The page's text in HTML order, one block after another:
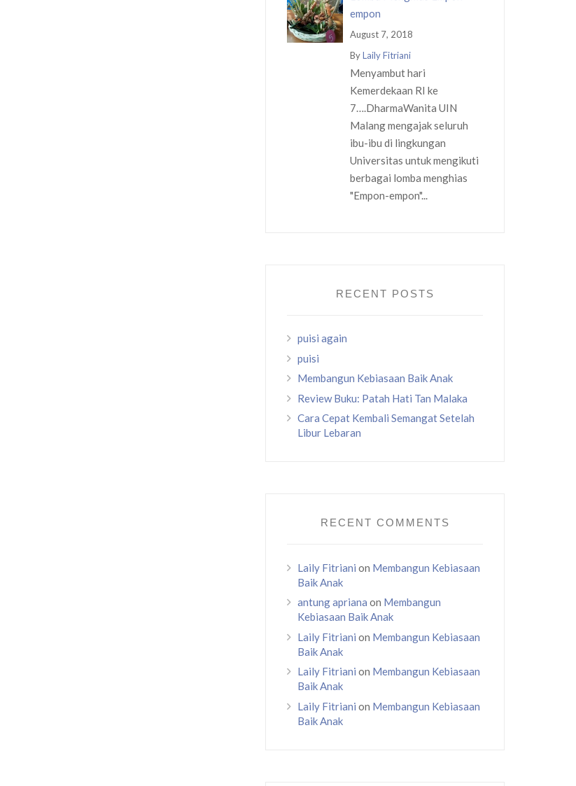
empon
August 7, 2018
ByLaily Fitriani
Menyambut hari
Kemerdekaan RI ke
7….DharmaWanita UIN
Malang mengajak seluruh
ibu-ibu di lingkungan
Universitas untuk mengikuti
berbagai lomba menghias
"Empon-empon"...
RECENT POSTS
puisi again
puisi
Membangun Kebiasaan Baik Anak
Review Buku: Patah Hati Tan Malaka
Cara Cepat Kembali Semangat Setelah
Libur Lebaran
RECENT COMMENTS
Laily Fitriani on Membangun Kebiasaan
Baik Anak
antung apriana on Membangun
Kebiasaan Baik Anak
Laily Fitriani on Membangun Kebiasaan
Baik Anak
Laily Fitriani on Membangun Kebiasaan
Baik Anak
Laily Fitriani on Membangun Kebiasaan
Baik Anak